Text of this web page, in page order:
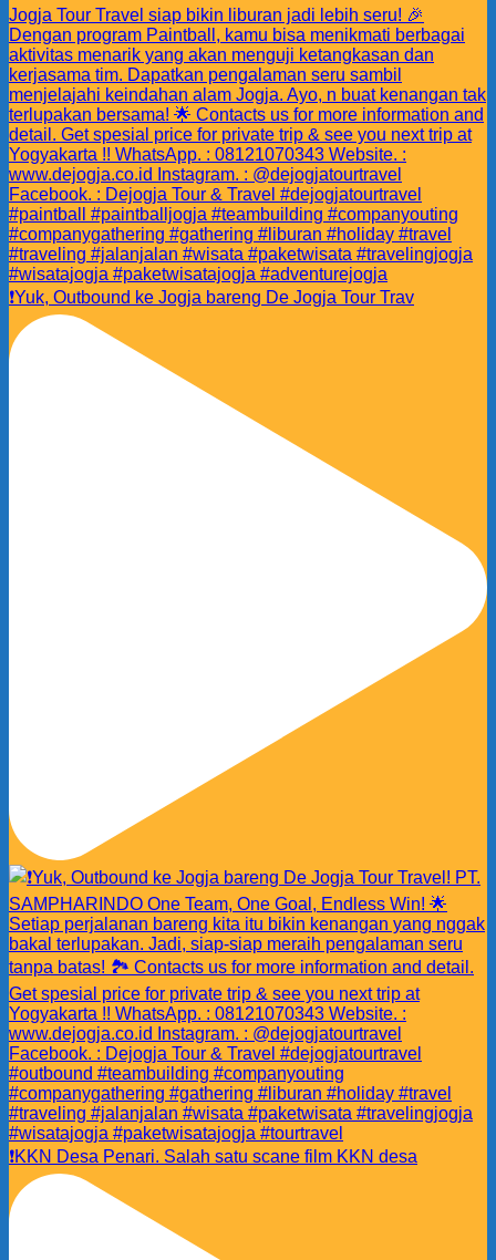
❗️Yuk, Outbound ke Jogja bareng De Jogja Tour Trav
❗️KKN Desa Penari. Salah satu scane film KKN desa